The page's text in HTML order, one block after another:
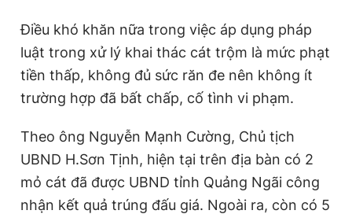
Điều khó khăn nữa trong việc áp dụng pháp
luật trong xử lý khai thác cát trộm là mức phạt
tiền thấp, không đủ sức răn đe nên không ít
trường hợp đã bất chấp, cố tình vi phạm.
Theo ông Nguyễn Mạnh Cường, Chủ tịch
UBND H.Sơn Tịnh, hiện tại trên địa bàn có 2
mỏ cát đã được UBND tỉnh Quảng Ngãi công
nhận kết quả trúng đấu giá. Ngoài ra, còn có 5